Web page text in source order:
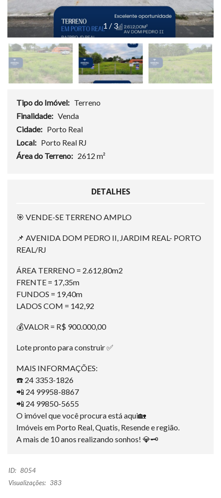
1 / 3
Tipo do Imóvel: Terreno
Finalidade: Venda
Cidade: Porto Real
Local: Porto Real RJ
Área do Terreno: 2612 m²
DETALHES
🎯 VENDE-SE TERRENO AMPLO
📌 AVENIDA DOM PEDRO II, JARDIM REAL- PORTO
REAL/RJ
ÁREA TERRENO = 2.612,80m2
FRENTE = 17,35m
FUNDOS = 19,40m
LADOS COM = 142,92
💰VALOR = R$ 900.000,00
Lote pronto para construir ✅
MAIS INFORMAÇÕES:
☎️ 24 3353-1826
📲 24 99958-8867
📲 24 99850-5655
O imóvel que você procura está aqui🏡
Imóveis em Porto Real, Quatis, Resende e região.
A mais de 10 anos realizando sonhos! 💎🗝
ID: 8054
Visualizações: 383